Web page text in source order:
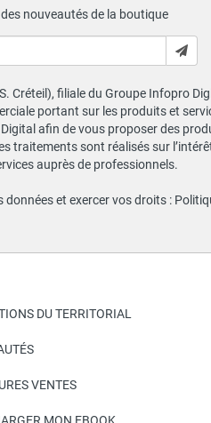
nouveautés de la boutique
Créteil), filiale du Groupe Infopro
portant sur les produits et
afin de vous proposer des
traitements sont réalisés sur
auprès de professionnels.
et exercer vos droits :
DU TERRITORIAL
VENTES